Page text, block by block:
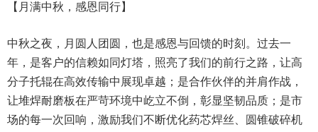
【月满中秋，感恩同行】
中秋之夜，月圆人团圆，也是感恩与回馈的时刻。过去一
年，是客户的信赖如同灯塔，照亮了我们的前行之路，让高
分子托辊在高效传输中展现卓越；是合作伙伴的并肩作战，
让堆焊耐磨板在严苛环境中屹立不倒，彰显坚韧品质；是市
场的每一次回响，激励我们不断优化药芯焊丝、圆锥破碎机